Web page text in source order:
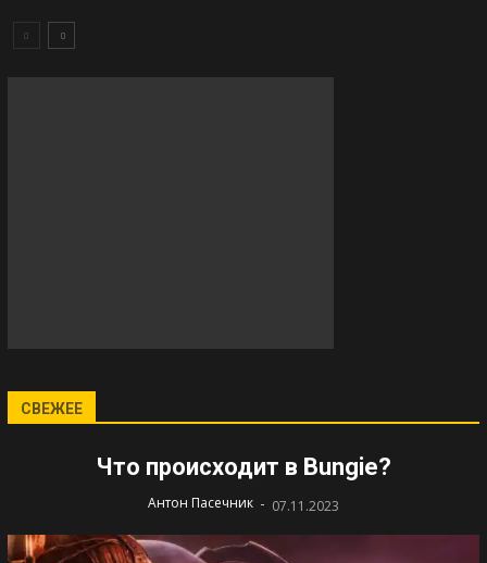
СВЕЖЕЕ
Что происходит в Bungie?
Антон Пасечник - 07.11.2023